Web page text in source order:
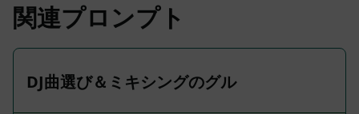
関連プロンプト
DJ曲選び＆ミキシングのグル